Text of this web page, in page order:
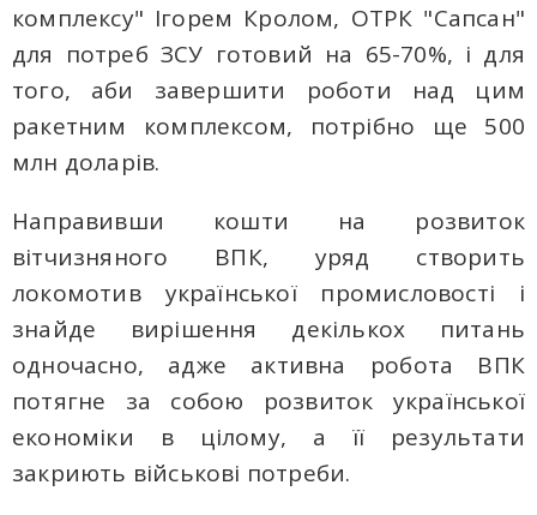
комплексу" Ігорем Кролом, ОТРК "Сапсан"
для потреб ЗСУ готовий на 65-70%, і для
того, аби завершити роботи над цим
ракетним комплексом, потрібно ще 500
млн доларів.
Направивши кошти на розвиток
вітчизняного ВПК, уряд створить
локомотив української промисловості і
знайде вирішення декількох питань
одночасно, адже активна робота ВПК
потягне за собою розвиток української
економіки в цілому, а її результати
закриють військові потреби.